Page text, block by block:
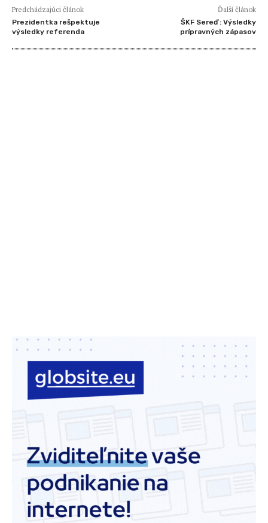
Predchádzajúci článok
Prezidentka rešpektuje
výsledky referenda
Ďalší článok
ŠKF Sereď : Výsledky
prípravných zápasov